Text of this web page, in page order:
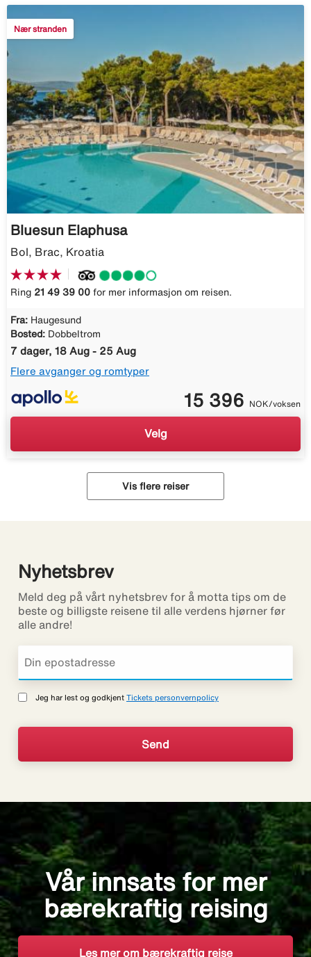
Nær stranden
Bluesun Elaphusa
Bol, Brac, Kroatia
Ring 21 49 39 00 for mer informasjon om reisen.
Fra: Haugesund
Bosted: Dobbeltrom
7 dager, 18 Aug - 25 Aug
Flere avganger og romtyper
15 396 NOK/voksen
Velg
Vis flere reiser
Nyhetsbrev
Meld deg på vårt nyhetsbrev for å motta tips om de
beste og billigste reisene til alle verdens hjørner før
alle andre!
Jeg har lest og godkjent Tickets personvernpolicy
Vår innsats for mer
bærekraftig reising
Les mer om bærekraftig reise